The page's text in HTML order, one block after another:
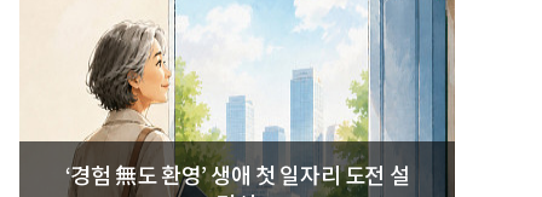
‘경험 無도 환영’ 생애 첫 일자리 도전 설